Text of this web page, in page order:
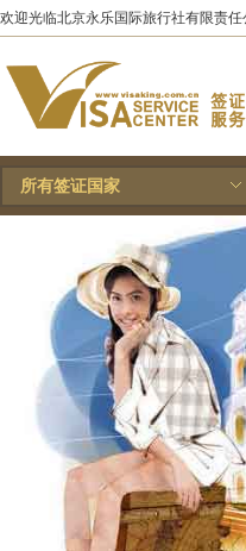
欢迎光临北京永乐国际旅行社有限责
所有签证国家